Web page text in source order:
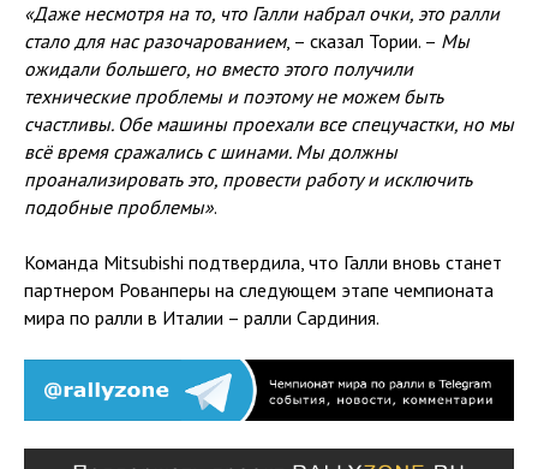
«Даже несмотря на то, что Галли набрал очки, это ралли
стало для нас разочарованием, – сказал Тории. – Мы
ожидали большего, но вместо этого получили
технические проблемы и поэтому не можем быть
счастливы. Обе машины проехали все спецучастки, но мы
всё время сражались с шинами. Мы должны
проанализировать это, провести работу и исключить
подобные проблемы».
Команда Mitsubishi подтвердила, что Галли вновь станет
партнером Рованперы на следующем этапе чемпионата
мира по ралли в Италии – ралли Сардиния.